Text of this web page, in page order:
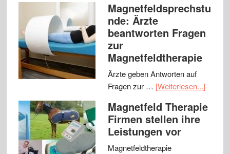
Magnetfeldsprechstu
nde: Ärzte
beantworten Fragen
zur
Magnetfeldtherapie
Ärzte geben Antworten auf
Fragen zur … [Weiterlesen...]
Magnetfeld Therapie
Firmen stellen ihre
Leistungen vor
Magnetfeldtherapie